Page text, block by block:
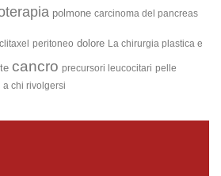
polmone carcinoma del pancreas
peritoneo dolore La chirurgia plastica e
cancro precursori leucocitari pelle
a chi rivolgersi